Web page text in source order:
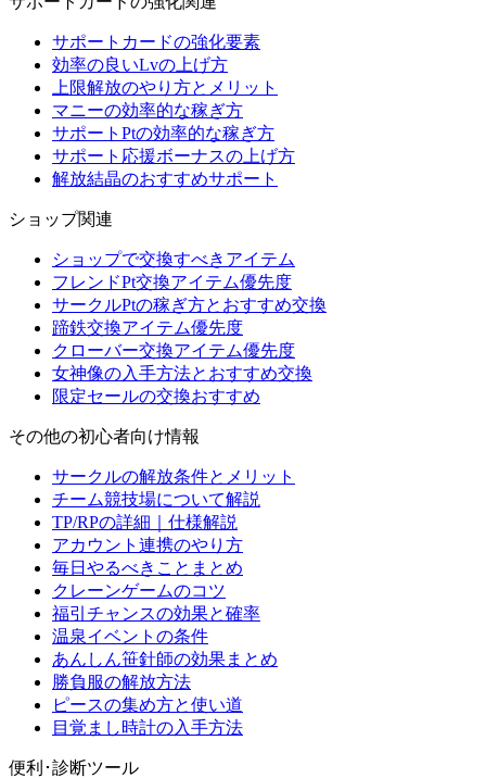
サポートカードの強化要素
効率の良いLvの上げ方
上限解放のやり方とメリット
マニーの効率的な稼ぎ方
サポートPtの効率的な稼ぎ方
サポート応援ボーナスの上げ方
解放結晶のおすすめサポート
ショップ関連
ショップで交換すべきアイテム
フレンドPt交換アイテム優先度
サークルPtの稼ぎ方とおすすめ交換
蹄鉄交換アイテム優先度
クローバー交換アイテム優先度
女神像の入手方法とおすすめ交換
限定セールの交換おすすめ
その他の初心者向け情報
サークルの解放条件とメリット
チーム競技場について解説
TP/RPの詳細｜仕様解説
アカウント連携のやり方
毎日やるべきことまとめ
クレーンゲームのコツ
福引チャンスの効果と確率
温泉イベントの条件
あんしん笹針師の効果まとめ
勝負服の解放方法
ピースの集め方と使い道
目覚まし時計の入手方法
便利･診断ツール